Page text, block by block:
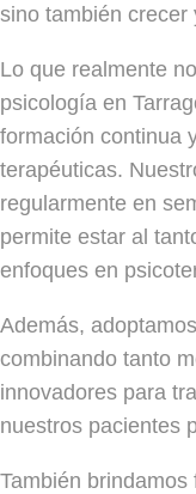
sino también
Lo que realmente
psicología en
formación continua
terapéuticas.
regularmente en
permite estar al
enfoques en
Además,
combinando tanto
innovadores para
nuestros pacientes
También